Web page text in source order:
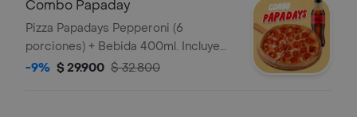
Combo Papaday
Pizza Papadays Pepperoni (6
porciones) + Bebida 400ml. Incluye
Salsa de Ajo, Sazonador Pimienta
-9% $ 29.900 $ 32.800